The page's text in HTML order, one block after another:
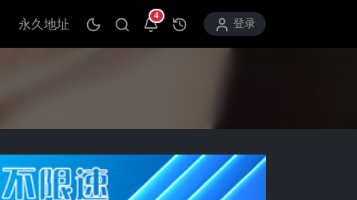
永久地址 4
打开通知中心登录